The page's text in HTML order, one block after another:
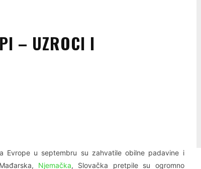
– UZROCI I
Evrope u septembru su zahvatile obilne padavine i
Njemačka, Slovačka pretpile su ogromno